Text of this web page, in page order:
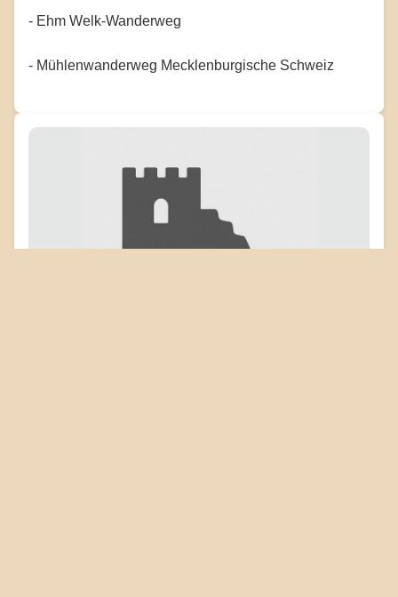
- Ehm Welk-Wanderweg
- Mühlenwanderweg Mecklenburgische Schweiz